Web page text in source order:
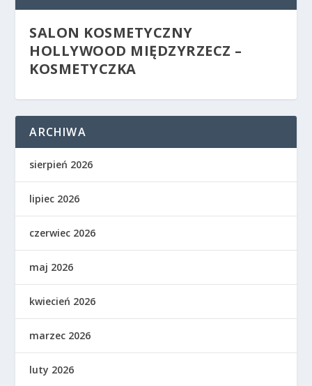
SALON KOSMETYCZNY
HOLLYWOOD MIĘDZYRZECZ –
KOSMETYCZKA
ARCHIWA
sierpień 2026
lipiec 2026
czerwiec 2026
maj 2026
kwiecień 2026
marzec 2026
luty 2026